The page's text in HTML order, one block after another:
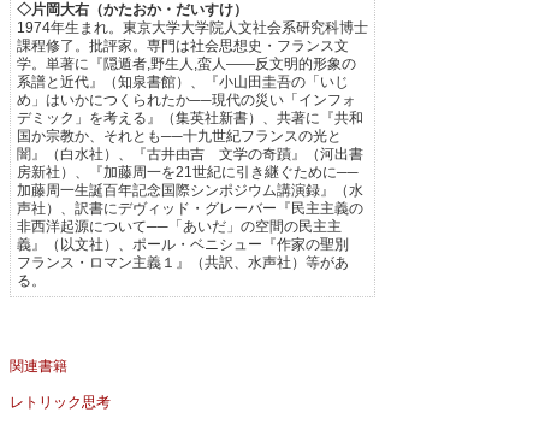
◇片岡大右（かたおか・だいすけ）
1974年生まれ。東京大学大学院人文社会系研究科博士
課程修了。批評家。専門は社会思想史・フランス文
学。単著に『隠遁者,野生人,蛮人――反文明的形象の
系譜と近代』（知泉書館）、『小山田圭吾の「いじ
め」はいかにつくられたか──現代の災い「インフォ
デミック」を考える』（集英社新書）、共著に『共和
国か宗教か、それとも──十九世紀フランスの光と
闇』（白水社）、『古井由吉 文学の奇蹟』（河出書
房新社）、『加藤周一を21世紀に引き継ぐために──
加藤周一生誕百年記念国際シンポジウム講演録』（水
声社）、訳書にデヴィッド・グレーバー『民主主義の
非西洋起源について──「あいだ」の空間の民主主
義』（以文社）、ポール・ベニシュー『作家の聖別
フランス・ロマン主義１』（共訳、水声社）等があ
る。
関連書籍
レトリック思考